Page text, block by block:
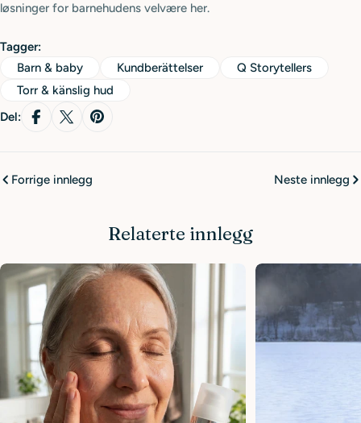
løsninger for barnehudens velvære her.
Tagger:
Barn & baby
Kundberättelser
Q Storytellers
Torr & känslig hud
Del:
Forrige innlegg Neste innlegg
Relaterte innlegg